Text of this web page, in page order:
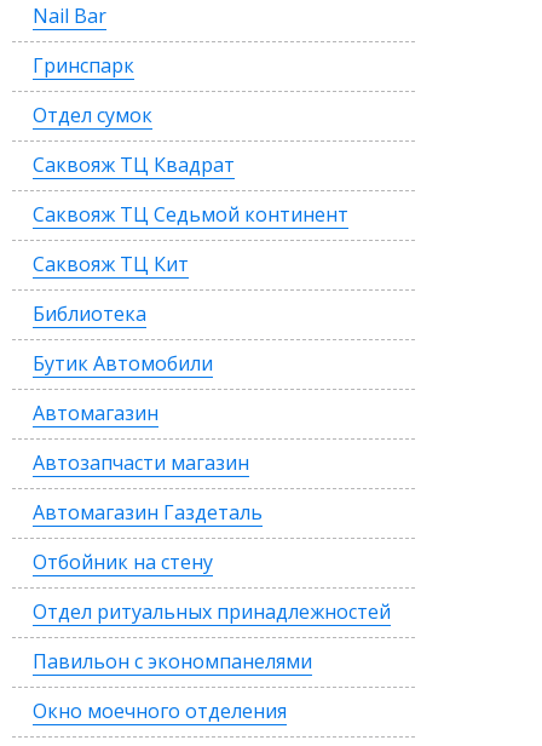
Nail Bar
Гринспарк
Отдел сумок
Саквояж ТЦ Квадрат
Саквояж ТЦ Седьмой континент
Саквояж ТЦ Кит
Библиотека
Бутик Автомобили
Автомагазин
Автозапчасти магазин
Автомагазин Газдеталь
Отбойник на стену
Отдел ритуальных принадлежностей
Павильон с экономпанелями
Окно моечного отделения